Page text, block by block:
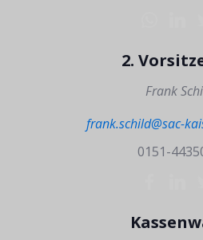
2.
Frank
frank.schild@sac-
0151-